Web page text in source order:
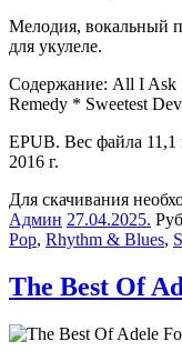
Мелодия, вокальный
для укулеле.
Содержание: All I Ask
Remedy * Sweetest
EPUB. Вес файла 11,1
2016 г.
Для скачивания
Админ 27.04.2025.
Pop, Rhythm & Blues,
The Best Of